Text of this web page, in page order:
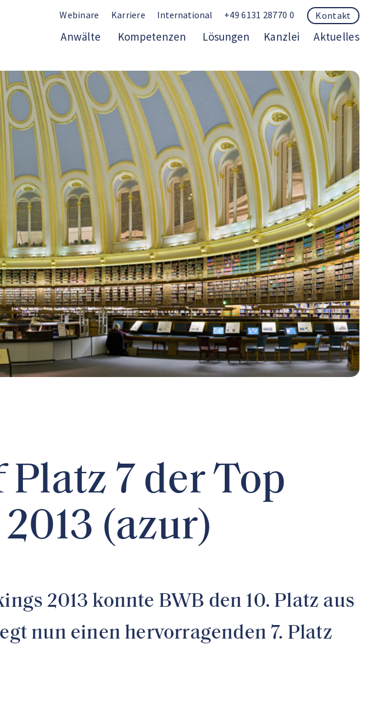
Webinare Karriere International +49 6131 28770 0 Kontakt
Anwälte Kompetenzen Lösungen Kanzlei Aktuelles
7 der Top
(azur)
2013 konnte BWB den 10. Platz aus
nun einen hervorragenden 7. Platz